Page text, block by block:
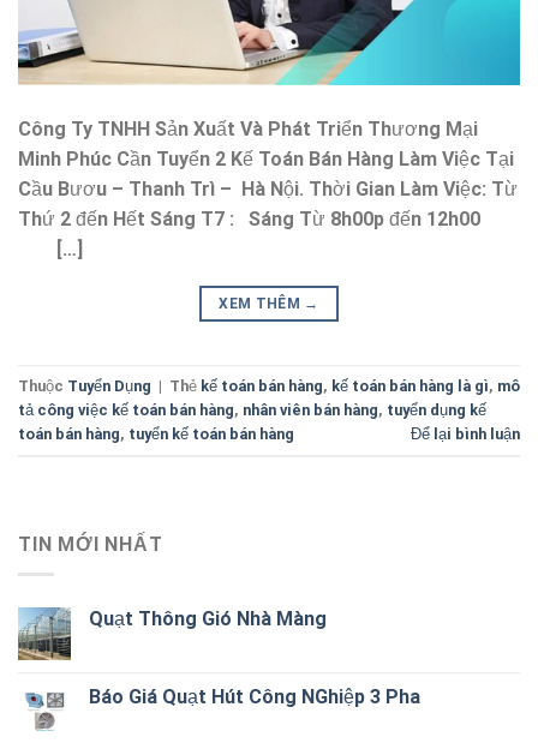
Công Ty TNHH Sản Xuất Và Phát Triển Thương Mại
Minh Phúc Cần Tuyển 2 Kế Toán Bán Hàng Làm Việc Tại
Cầu Bươu – Thanh Trì – Hà Nội. Thời Gian Làm Việc: Từ
Thứ 2 đến Hết Sáng T7 : Sáng Từ 8h00p đến 12h00
[…]
XEM THÊM →
Thuộc Tuyển Dụng | Thẻ kế toán bán hàng, kế toán bán hàng là gì, mô
tả công việc kế toán bán hàng, nhân viên bán hàng, tuyển dụng kế
toán bán hàng, tuyển kế toán bán hàng Để lại bình luận
TIN MỚI NHẤT
Quạt Thông Gió Nhà Màng
Báo Giá Quạt Hút Công NGhiệp 3 Pha